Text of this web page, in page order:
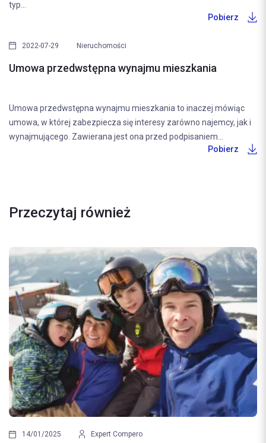
typ...
Pobierz
2022-07-29 Nieruchomości
Umowa przedwstępna wynajmu mieszkania
Umowa przedwstępna wynajmu mieszkania to inaczej mówiąc
umowa, w której zabezpiecza się interesy zarówno najemcy, jak i
wynajmującego. Zawierana jest ona przed podpisaniem...
Pobierz
Przeczytaj również
14/01/2025 Expert Compero